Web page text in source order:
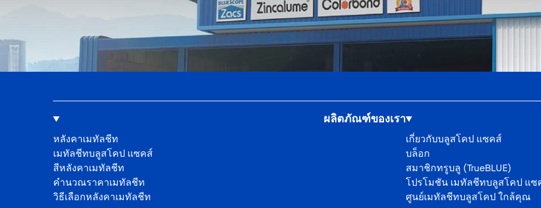
ผลิตภัณฑ์ของเรา
หลังคาเมทัลชีท
เมทัลชีทบลูสโคป แซคส์
สีหลังคาเมทัลชีท
คํานวณราคาเมทัลชีท
วิธีเลือกหลังคาเมทัลชีท
เกี่ยวกับบลูสโคป แซคส์
บล็อก
สมาชิกทรูบลู (TrueBLUE)
โปรโมชัน เมทัลชีทบลูสโคป แซ
ศูนย์เมทัลชีทบลูสโคป ใกล้คุณ